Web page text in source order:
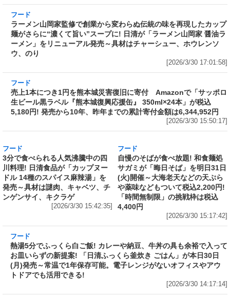
わい』
フード
ラーメン山岡家監修で創業から変わらぬ伝統の
ープに! 日清が「ラーメン山岡家 醤油ラーメ
ン」をリニューアル発売～具材はチャーシュ
[2026/3/30 17:01:58]
フード
売上1本につき1円を熊本城災害復旧に寄付
Amazonで「サッポロ生ビール黒ラベル『熊本
発売から10年、昨年までの累計寄付金額は
6,344,952円
[2026/3/30 15:50:17]
フード
3分で食べられる人気沸騰中の四
川料理! 日清食品が「カップヌー
発売～具材は謎肉、キャベツ、チ
フード
自慢のそばが食べ放題! 和食麺処
(火)開催～大海老天などの天ぷら
や薬味などもついて税込2,200円!